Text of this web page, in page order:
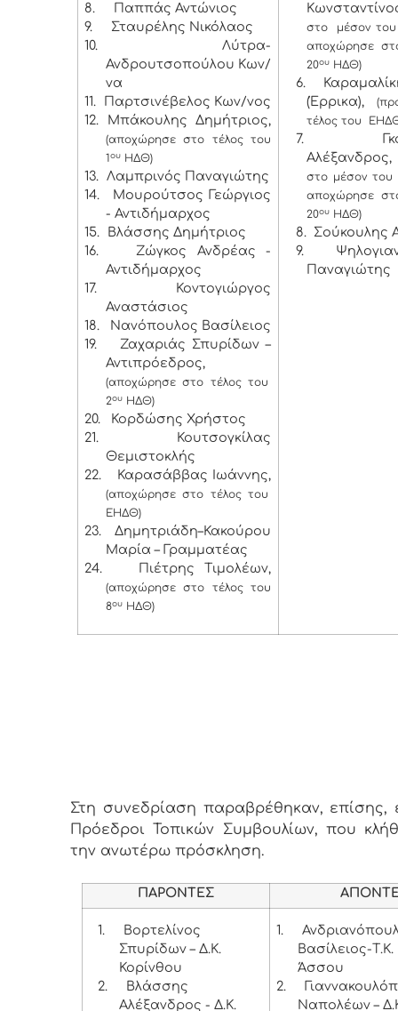
8.
Παππάς Αντώνιος
9.
Σταυρέλης Νικόλαος
10.
Λύτρα-
Ανδρουτσοπούλου Κων/
να
11.
Παρτσινέβελος Κων/νος
12.
Μπάκουλης Δημήτριος,
(αποχώρησε στο τέλος του
1 ουΗΔΘ)
13. Λαμπρινός Παναγιώτης
14.
Μουρούτσος Γεώργιος
- Αντιδήμαρχος
15.
Βλάσσης Δημήτριος
16.
Ζώγκος Ανδρέας -
Αντιδήμαρχος
17.
Κοντογιώργος
Αναστάσιος
18.
Νανόπουλος Βασίλειος
19.
Ζαχαριάς Σπυρίδων –
Αντιπρόεδρος,
(αποχώρησε στο τέλος του
2ουΗΔΘ)
20.
Κορδώσης Χρήστος
21.
Κουτσογκίλας
Θεμιστοκλής
22.
Καρασάββας Ιωάννης,
(αποχώρησε στο τέλος του
ΕΗΔΘ)
23.
Δημητριάδη–Κακούρου
Μαρία – Γραμματέας
24.
Πιέτρης Τιμολέων,
(αποχώρησε στο τέλος του
8ουΗΔΘ)
στο μέσον του
αποχώρησε
20ουΗΔΘ)
6.
(Έρρικα),
τέλος του
7.
στο μέσον του
αποχώρησε
20ουΗΔΘ)
8. Σούκουλης
9.
Παναγιώτης
Στη συνεδρίαση παραβρέθηκαν, επίσης,
Πρόεδροι Τοπικών Συμβουλίων, που
την ανωτέρω πρόσκληση.
ΠΑΡΟΝΤΕΣ
1.
Βορτελίνος
Σπυρίδων – Δ.Κ.
Κορίνθου
2.
Βλάσσης
Αλέξανδρος - Δ.Κ.
1.
Βασίλειος-
Άσσου
2.
Ναπολέων –